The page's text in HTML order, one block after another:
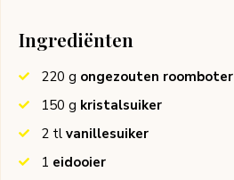
Ingrediënten
220 g ongezouten roomboter
150 g kristalsuiker
2 tl vanillesuiker
1 eidooier